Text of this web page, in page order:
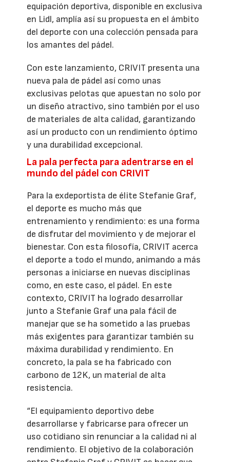
equipación deportiva, disponible en exclusiva
en Lidl, amplía así su propuesta en el ámbito
del deporte con una colección pensada para
los amantes del pádel.
Con este lanzamiento, CRIVIT presenta una
nueva pala de pádel así como unas
exclusivas pelotas que apuestan no solo por
un diseño atractivo, sino también por el uso
de materiales de alta calidad, garantizando
así un producto con un rendimiento óptimo
y una durabilidad excepcional.
La pala perfecta para adentrarse en el
mundo del pádel con CRIVIT
Para la exdeportista de élite Stefanie Graf,
el deporte es mucho más que
entrenamiento y rendimiento: es una forma
de disfrutar del movimiento y de mejorar el
bienestar. Con esta filosofía, CRIVIT acerca
el deporte a todo el mundo, animando a más
personas a iniciarse en nuevas disciplinas
como, en este caso, el pádel. En este
contexto, CRIVIT ha logrado desarrollar
junto a Stefanie Graf una pala fácil de
manejar que se ha sometido a las pruebas
más exigentes para garantizar también su
máxima durabilidad y rendimiento. En
concreto, la pala se ha fabricado con
carbono de 12K, un material de alta
resistencia.
“El equipamiento deportivo debe
desarrollarse y fabricarse para ofrecer un
uso cotidiano sin renunciar a la calidad ni al
rendimiento. El objetivo de la colaboración